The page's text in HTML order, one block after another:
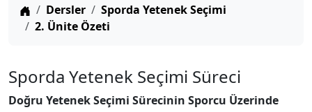
Anasayfa
Dersler
Sporda Yetenek Seçimi
2. Ünite Özeti
Sporda Yetenek Seçimi Süreci
Doğru Yetenek Seçimi Sürecinin Sporcu Üzerinde